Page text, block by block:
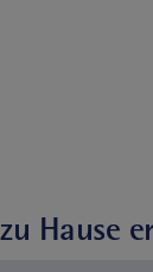
Hause